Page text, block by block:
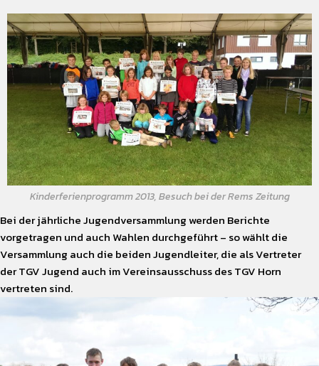
Kinderferienprogramm 2013, Besuch bei der Rems Zeitung
Bei der jährliche Jugendversammlung werden Berichte
vorgetragen und auch Wahlen durchgeführt – so wählt die
Versammlung auch die beiden Jugendleiter, die als Vertreter
der TGV Jugend auch im Vereinsausschuss des TGV Horn
vertreten sind.